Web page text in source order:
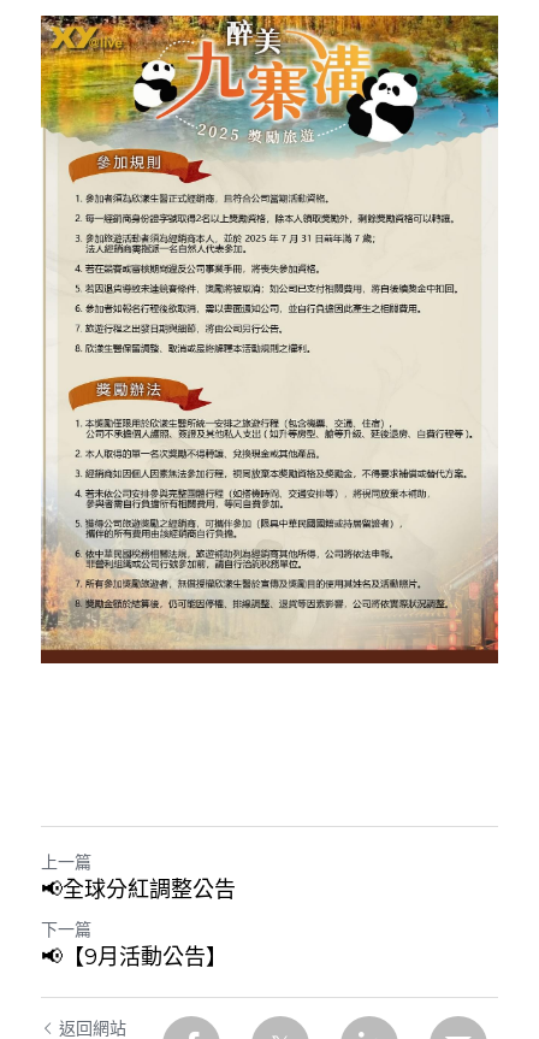
上一篇
📢全球分紅調整公告
下一篇
📢【9月活動公告】
返回網站